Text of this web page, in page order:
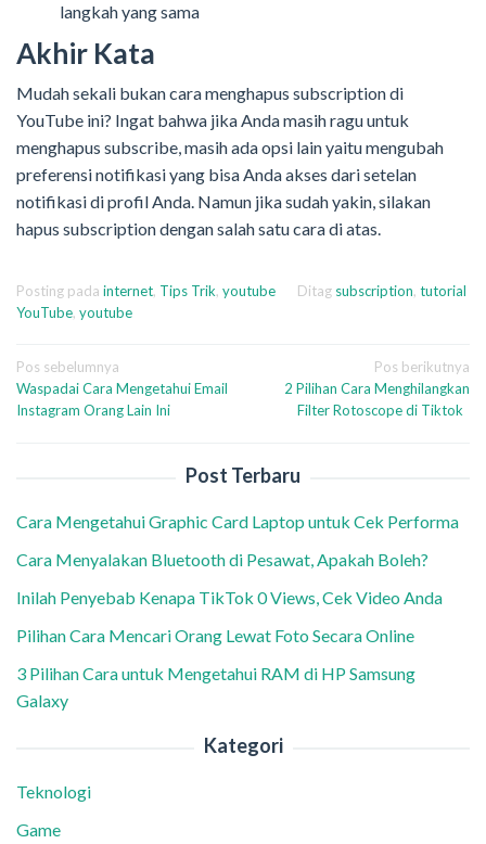
langkah yang sama
Akhir Kata
Mudah sekali bukan cara menghapus subscription di
YouTube ini? Ingat bahwa jika Anda masih ragu untuk
menghapus subscribe, masih ada opsi lain yaitu mengubah
preferensi notifikasi yang bisa Anda akses dari setelan
notifikasi di profil Anda. Namun jika sudah yakin, silakan
hapus subscription dengan salah satu cara di atas.
Posting pada internet, Tips Trik, youtube Ditag subscription, tutorial
YouTube, youtube
Navigasi
pos
Pos sebelumnya
Waspadai Cara Mengetahui Email
Instagram Orang Lain Ini
Pos berikutnya
2 Pilihan Cara Menghilangkan
Filter Rotoscope di Tiktok
Post Terbaru
Cara Mengetahui Graphic Card Laptop untuk Cek Performa
Cara Menyalakan Bluetooth di Pesawat, Apakah Boleh?
Inilah Penyebab Kenapa TikTok 0 Views, Cek Video Anda
Pilihan Cara Mencari Orang Lewat Foto Secara Online
3 Pilihan Cara untuk Mengetahui RAM di HP Samsung
Galaxy
Kategori
Teknologi
Game